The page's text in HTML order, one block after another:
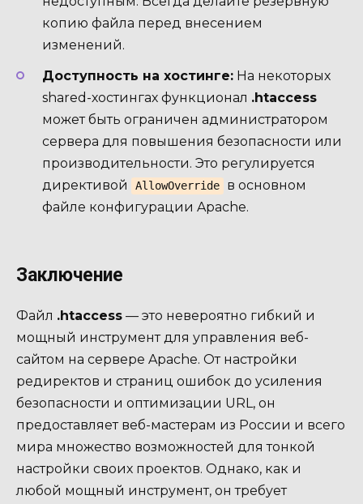
копию файла перед внесением
изменений.
Доступность на хостинге: На некоторых
shared-хостингах функционал .htaccess
может быть ограничен администратором
сервера для повышения безопасности или
производительности. Это регулируется
директивой
AllowOverride
в основном
файле конфигурации Apache.
Заключение
Файл .htaccess — это невероятно гибкий и
мощный инструмент для управления веб-
сайтом на сервере Apache. От настройки
редиректов и страниц ошибок до усиления
безопасности и оптимизации URL, он
предоставляет веб-мастерам из России и всего
мира множество возможностей для тонкой
настройки своих проектов. Однако, как и
любой мощный инструмент, он требует